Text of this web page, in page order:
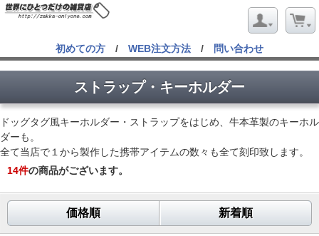
初めての方 / WEB注文方法 / 問い合わせ
ストラップ・キーホルダー
ドッグタグ風キーホルダー・ストラップをはじめ、牛本革製のキーホル
ダーも。
全て当店で１から製作した携帯アイテムの数々も全て刻印致します。
14件の商品がございます。
価格順 新着順